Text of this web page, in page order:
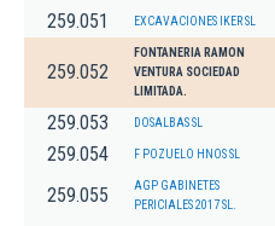
259.051 EXCAVACIONES IKER SL
259.052
FONTANERIA RAMON
VENTURA SOCIEDAD
LIMITADA.
259.053 DOSALBAS SL
259.054 F POZUELO HNOS SL
259.055
AGP GABINETES
PERICIALES 2017 SL.